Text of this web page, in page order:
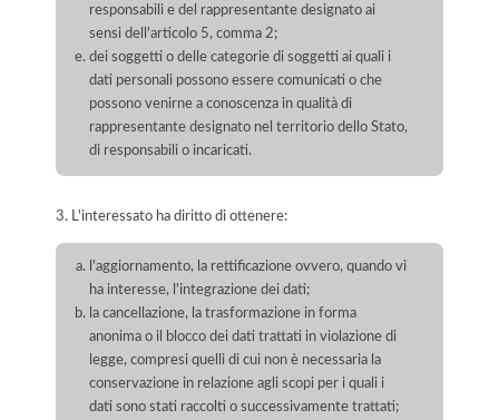
responsabili e del rappresentante designato ai
sensi dell'articolo 5, comma 2;
dei soggetti o delle categorie di soggetti ai quali i
dati personali possono essere comunicati o che
possono venirne a conoscenza in qualità di
rappresentante designato nel territorio dello Stato,
di responsabili o incaricati.
3. L'interessato ha diritto di ottenere:
l'aggiornamento, la rettificazione ovvero, quando vi
ha interesse, l'integrazione dei dati;
la cancellazione, la trasformazione in forma
anonima o il blocco dei dati trattati in violazione di
legge, compresi quelli di cui non è necessaria la
conservazione in relazione agli scopi per i quali i
dati sono stati raccolti o successivamente trattati;